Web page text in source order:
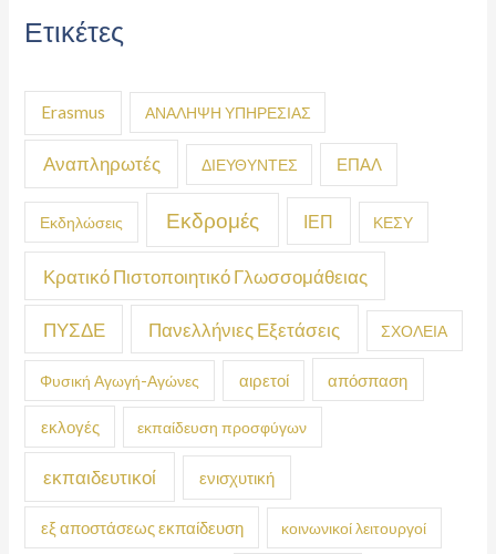
Ετικέτες
Erasmus ΑΝΑΛΗΨΗ ΥΠΗΡΕΣΙΑΣ
Αναπληρωτές ΔΙΕΥΘΥΝΤΕΣ ΕΠΑΛ
Εκδηλώσεις Εκδρομές ΙΕΠ ΚΕΣΥ
Κρατικό Πιστοποιητικό Γλωσσομάθειας
ΠΥΣΔΕ Πανελλήνιες Εξετάσεις ΣΧΟΛΕΙΑ
Φυσική Αγωγή-Αγώνες αιρετοί απόσπαση
εκλογές εκπαίδευση προσφύγων
εκπαιδευτικοί ενισχυτική
εξ αποστάσεως εκπαίδευση κοινωνικοί λειτουργοί